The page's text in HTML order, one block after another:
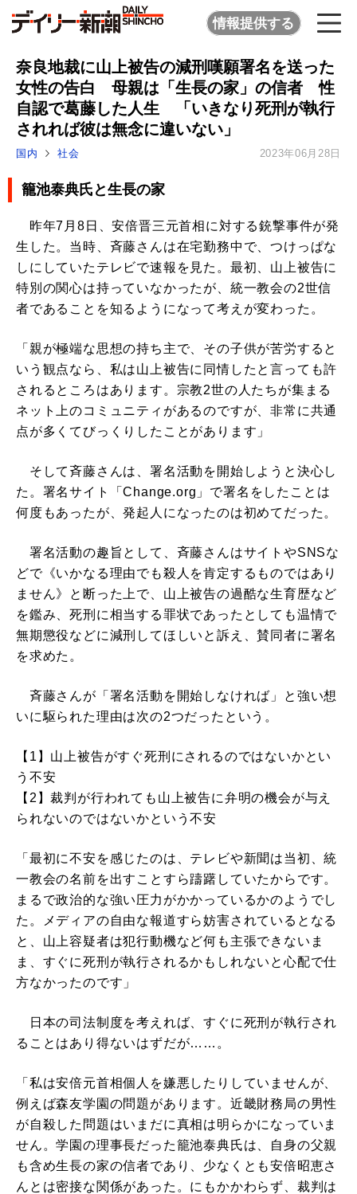
情報提供する
奈良地裁に山上被告の減刑嘆願署名を送った
女性の告白 母親は「生長の家」の信者 性
自認で葛藤した人生 「いきなり死刑が執行
されれば彼は無念に違いない」
国内 社会 2023年06月28日
籠池泰典氏と生長の家
昨年7月8日、安倍晋三元首相に対する銃撃事件が発
生した。当時、斉藤さんは在宅勤務中で、つけっぱな
しにしていたテレビで速報を見た。最初、山上被告に
特別の関心は持っていなかったが、統一教会の2世信
者であることを知るようになって考えが変わった。
「親が極端な思想の持ち主で、その子供が苦労すると
いう観点なら、私は山上被告に同情したと言っても許
されるところはあります。宗教2世の人たちが集まる
ネット上のコミュニティがあるのですが、非常に共通
点が多くてびっくりしたことがあります」
そして斉藤さんは、署名活動を開始しようと決心し
た。署名サイト「Change.org」で署名をしたことは
何度もあったが、発起人になったのは初めてだった。
署名活動の趣旨として、斉藤さんはサイトやSNSな
どで《いかなる理由でも殺人を肯定するものではあり
ません》と断った上で、山上被告の過酷な生育歴など
を鑑み、死刑に相当する罪状であったとしても温情で
無期懲役などに減刑してほしいと訴え、賛同者に署名
を求めた。
斉藤さんが「署名活動を開始しなければ」と強い想
いに駆られた理由は次の2つだったという。
【1】山上被告がすぐ死刑にされるのではないかとい
う不安
【2】裁判が行われても山上被告に弁明の機会が与え
られないのではないかという不安
「最初に不安を感じたのは、テレビや新聞は当初、統
一教会の名前を出すことすら躊躇していたからです。
まるで政治的な強い圧力がかかっているかのようでし
た。メディアの自由な報道すら妨害されているとなる
と、山上容疑者は犯行動機など何も主張できないま
ま、すぐに死刑が執行されるかもしれないと心配で仕
方なかったのです」
日本の司法制度を考えれば、すぐに死刑が執行され
ることはあり得ないはずだが……。
「私は安倍元首相個人を嫌悪したりしていませんが、
例えば森友学園の問題があります。近畿財務局の男性
が自殺した問題はいまだに真相は明らかになっていま
せん。学園の理事長だった籠池泰典氏は、自身の父親
も含め生長の家の信者であり、少なくとも安倍昭恵さ
んとは密接な関係があった。にもかかわらず、裁判は